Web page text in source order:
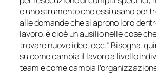
è uno strumento che essi usano per
alle domande che si aprono loro
lavoro, è cioè un ausilio nelle cose
trovare nuove idee, ecc.”. Bisogna.
su come cambia il lavoro a livello
team e come cambia